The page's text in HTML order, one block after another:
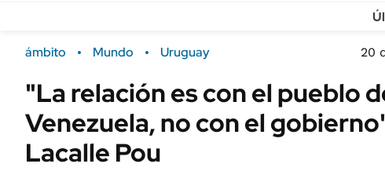
ámbito Mundo Uruguay 20
"La relación es con el pueblo
Venezuela, no con el
Lacalle Pou